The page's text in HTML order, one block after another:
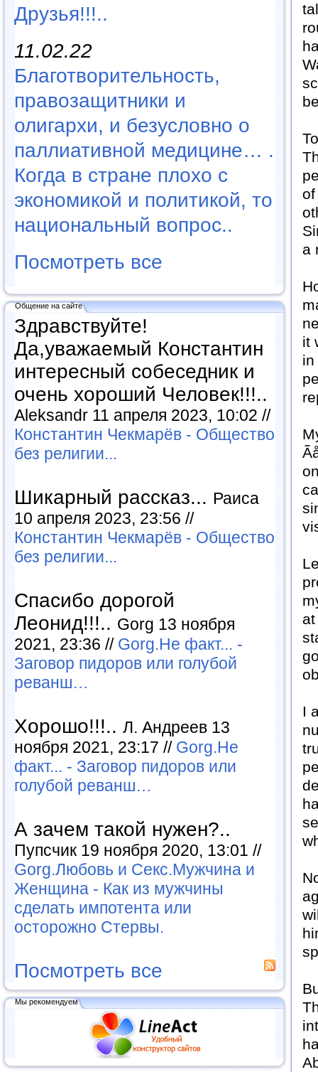
Друзья!!!..
11.02.22
Благотворительность,
правозащитники и
олигархи, и безусловно о
паллиативной медицине… .
Когда в стране плохо с
экономикой и политикой, то
национальный вопрос..
Посмотреть все
Общение на сайте
Здравствуйте!
Да,уважаемый Константин
интересный собеседник и
очень хороший Человек!!!..
Aleksandr 11 апреля 2023, 10:02 //
Константин Чекмарёв - Общество
без религии...
Шикарный рассказ... Раиса
10 апреля 2023, 23:56 //
Константин Чекмарёв - Общество
без религии...
Спасибо дорогой
Леонид!!!.. Gorg 13 ноября
2021, 23:36 // Gorg.Не факт... -
Заговор пидоров или голубой
реванш…
Хорошо!!!.. Л. Андреев 13
ноября 2021, 23:17 // Gorg.Не
факт... - Заговор пидоров или
голубой реванш…
А зачем такой нужен?..
Пупсчик 19 ноября 2020, 13:01 //
Gorg.Любовь и Секс.Мужчина и
Женщина - Как из мужчины
сделать импотента или
осторожно Стервы.
Посмотреть все
Мы рекомендуем
a
it
in
I